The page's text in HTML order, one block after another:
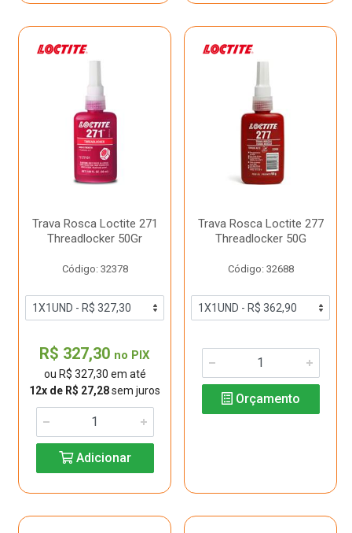
Trava Rosca Loctite 271
Threadlocker 50Gr
Código: 32378
R$ 327,30 no PIX
ou R$ 327,30 em até
12x de R$ 27,28sem juros
Adicionar
Trava Rosca Loctite 277
Threadlocker 50G
Código: 32688
Orçamento